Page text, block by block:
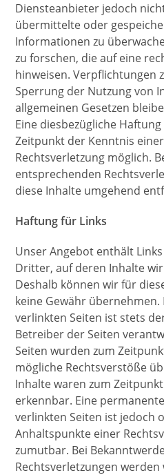
Diensteanbieter jedoch
übermittelte oder
Informationen zu
zu forschen, die auf eine
hinweisen. Verpflichtungen
Sperrung der Nutzung von
allgemeinen Gesetzen
Eine diesbezügliche
Zeitpunkt der Kenntnis
Rechtsverletzung möglich.
entsprechenden
diese Inhalte umgehend
Haftung für Links
Unser Angebot enthält
Dritter, auf deren Inhalte
Deshalb können wir für
keine Gewähr
verlinkten Seiten ist stets
Betreiber der Seiten
Seiten wurden zum
mögliche Rechtsverstöße
Inhalte waren zum
erkennbar. Eine
verlinkten Seiten ist jedoch
Anhaltspunkte einer
zumutbar. Bei
Rechtsverletzungen